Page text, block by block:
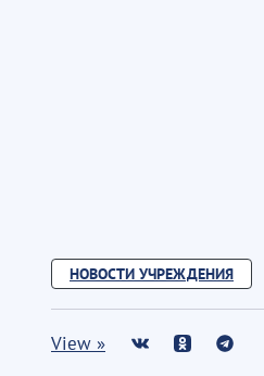
НОВОСТИ УЧРЕЖДЕНИЯ
View »